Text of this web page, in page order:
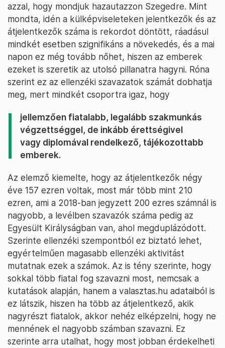
azzal, hogy mondjuk hazautazzon Szegedre. Mint
mondta, idén a külképviseleteken jelentkezők és az
átjelentkezők száma is rekordot döntött, ráadásul
mindkét esetben szignifikáns a növekedés, és a mai
napon ez még tovább nőhet, hiszen az emberek
ezeket is szeretik az utolsó pillanatra hagyni. Róna
szerint ez az ellenzéki szavazatok számát dobhatja
meg, mert mindkét csoportra igaz, hogy
jellemzően fiatalabb, legalább szakmunkás
végzettséggel, de inkább érettségivel
vagy diplomával rendelkező, tájékozottabb
emberek.
Az elemző kiemelte, hogy az átjelentkezők négy
éve 157 ezren voltak, most már több mint 210
ezren, ami a 2018-ban jegyzett 200 ezres számnál is
nagyobb, a levélben szavazók száma pedig az
Egyesült Királyságban van, ahol megduplázódott.
Szerinte ellenzéki szempontból ez biztató lehet,
egyértelműen magasabb ellenzéki aktivitást
mutatnak ezek a számok. Az is tény szerinte, hogy
sokkal több fiatal fog szavazni most, nemcsak a
kutatások alapján, hanem a valasztas.hu adataiból is
ez látszik, hiszen ha több az átjelentkező, akik
nagyrészt fiatalok, akkor nehéz elképzelni, hogy ne
mennének el nagyobb számban szavazni. Ez
szerinte arra utalhat, hogy most jobban érdekelheti